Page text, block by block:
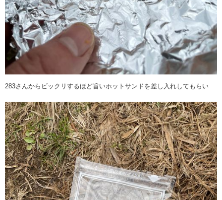
283さんからビックリするほど旨いホットサンドを差し入れしてもらい